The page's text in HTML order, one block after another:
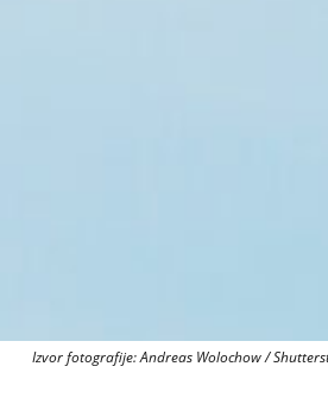
Izvor fotografije:Andreas Wolochow /